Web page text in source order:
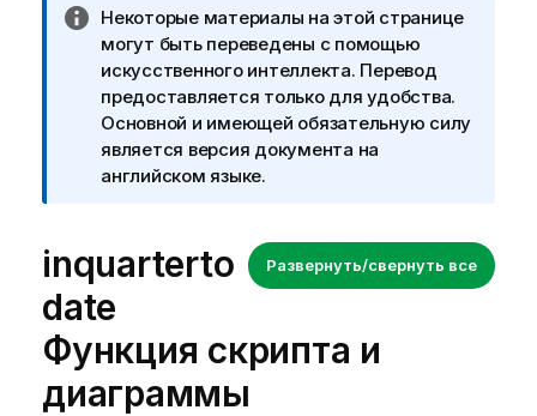
Некоторые материалы на этой странице
могут быть переведены с помощью
искусственного интеллекта. Перевод
предоставляется только для удобства.
Основной и имеющей обязательную силу
является версия документа на
английском языке.
Развернуть/свернуть все
inquarterto
date
Функция скрипта и
диаграммы